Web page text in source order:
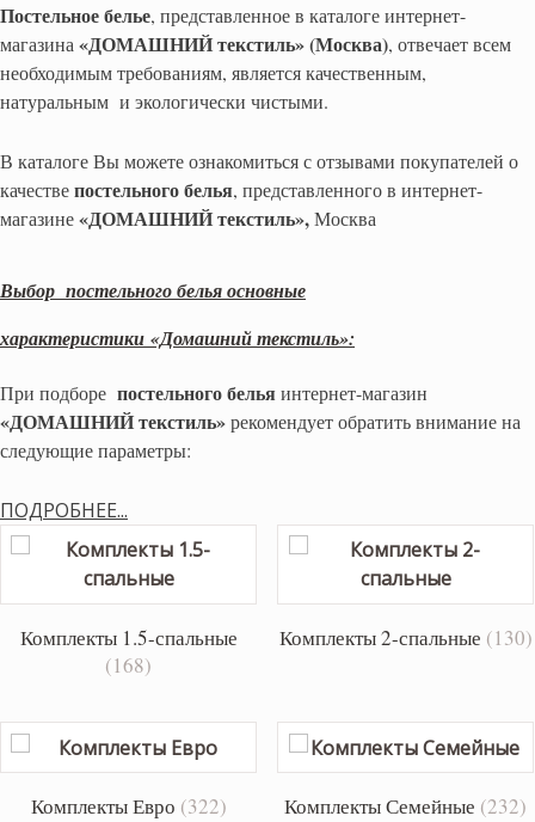
Постельное белье, представленное в каталоге интернет-
магазина«ДОМАШНИЙ текстиль» (Москва), отвечает всем
необходимым требованиям, является качественным,
натуральным и экологически чистыми.
В каталоге Вы можете ознакомиться с отзывами покупателей о
качествепостельного белья, представленного в интернет-
магазине«ДОМАШНИЙ текстиль»,Москва
Выбор постельного белья основные
характеристики «Домашний текстиль»:
При подборе постельного бельяинтернет-магазин
«ДОМАШНИЙ текстиль»рекомендует обратить внимание на
следующие параметры:
ПОДРОБНЕЕ...
Комплекты 1.5-спальные
(168)
Комплекты 2-спальные (130)
Комплекты Евро (322) Комплекты Семейные (232)